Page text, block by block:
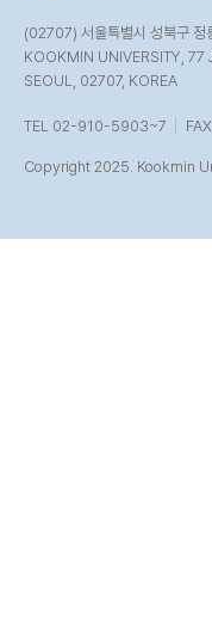
(02707) 서울특별시 성북구
KOOKMIN UNIVERSITY,
SEOUL, 02707, KOREA
TEL 02-910-5903~7
Copyright 2025. Kookmin